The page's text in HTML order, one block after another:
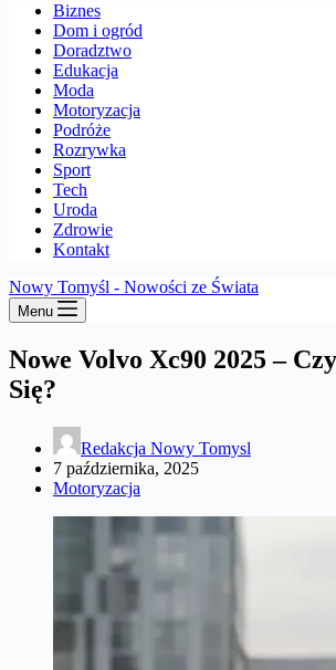
Biznes
Dom i ogród
Doradztwo
Edukacja
Moda
Motoryzacja
Podróże
Rozrywka
Sport
Tech
Uroda
Zdrowie
Kontakt
Nowy Tomyśl - Nowości ze Świata
Menu
Nowe Volvo Xc90 2025 –
Się?
Redakcja Nowy Tomysl
7 października, 2025
Motoryzacja